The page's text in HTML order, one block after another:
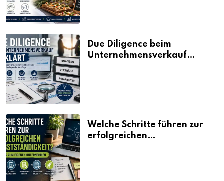
Due Diligence beim
Unternehmensverkauf
Welche Schritte führen zur
erfolgreichen